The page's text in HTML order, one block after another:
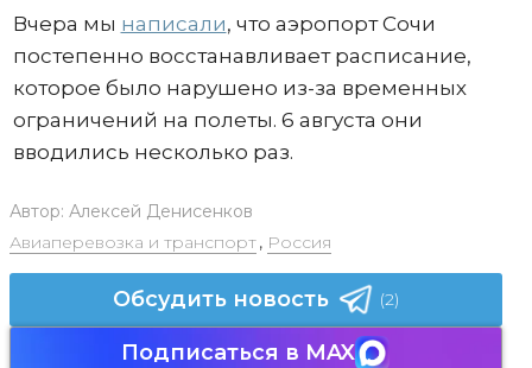
Вчера мы написали, что аэропорт Сочи
постепенно восстанавливает расписание,
которое было нарушено из-за временных
ограничений на полеты. 6 августа они
вводились несколько раз.
Автор: Алексей Денисенков
Авиаперевозка и транспорт, Россия
Обсудить новость (2)
Подписаться в MAX